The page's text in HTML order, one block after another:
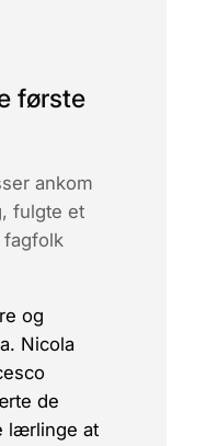
første
ankom
fulgte et
og
Nicola
de
lærlinge at